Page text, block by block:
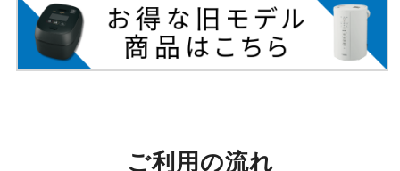
ご利用の流れ